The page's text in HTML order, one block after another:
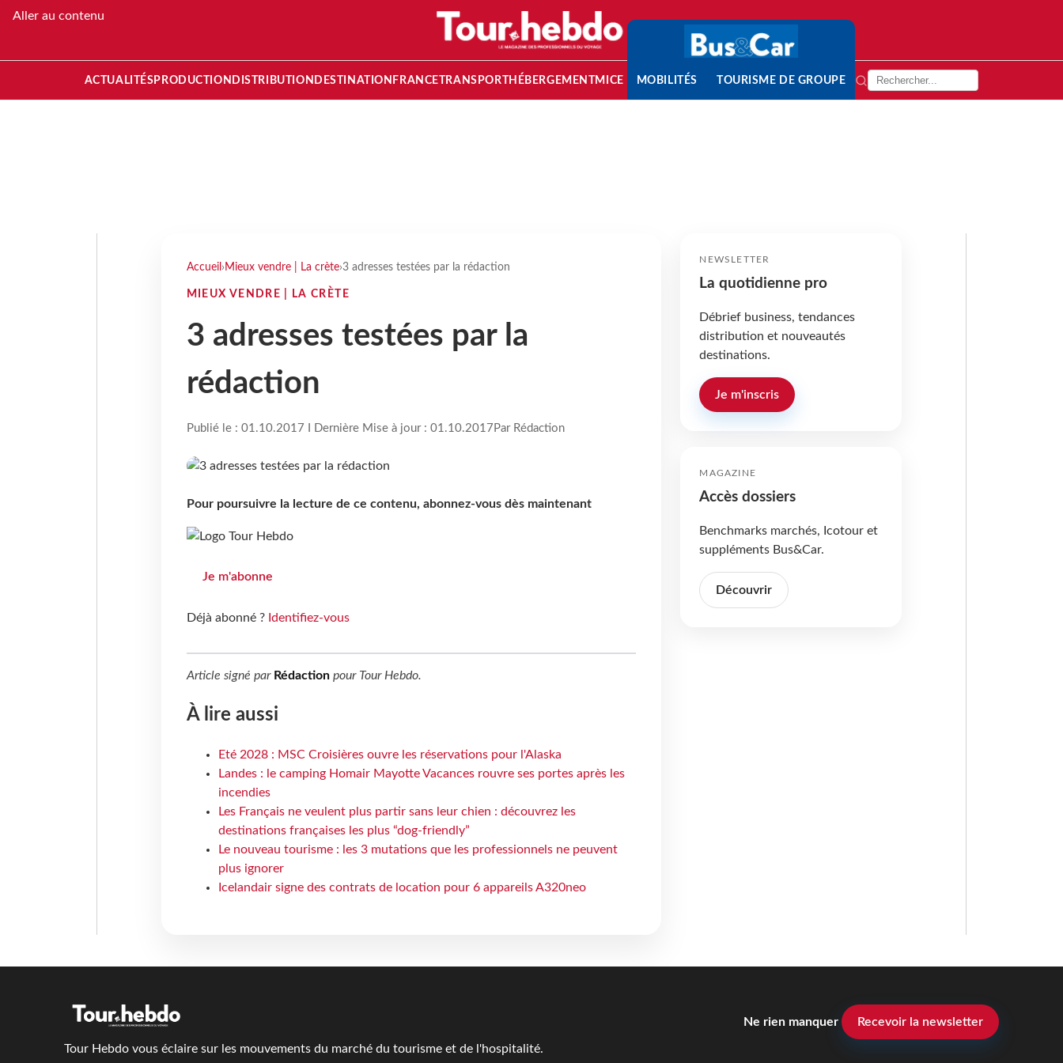
Aller au contenu
ACTUALITÉS PRODUCTION DISTRIBUTION DESTINATION FRANCETRANSPORT HÉBERGEMENTMICE MOBILITÉS TOURISME DE GROUPE
Accueil › Mieux vendre | La crète›3 adresses testées par la rédaction
MIEUX VENDRE | LA CRÈTE
3 adresses testées par la
rédaction
Publié le : 01.10.2017 I Dernière Mise à jour : 01.10.2017 Par Rédaction
Pour poursuivre la lecture de ce contenu, abonnez-vous dès maintenant
Je m'abonne
Déjà abonné ? Identifiez-vous
Article signé par Rédactionpour Tour Hebdo.
À lire aussi
Eté 2028 : MSC Croisières ouvre les réservations pour l'Alaska
Landes : le camping Homair Mayotte Vacances rouvre ses portes après les
incendies
Les Français ne veulent plus partir sans leur chien : découvrez les
destinations françaises les plus “dog-friendly”
Le nouveau tourisme : les 3 mutations que les professionnels ne peuvent
plus ignorer
Icelandair signe des contrats de location pour 6 appareils A320neo
NEWSLETTER
La quotidienne pro
Débrief business, tendances
distribution et nouveautés
destinations.
Je m'inscris
MAGAZINE
Accès dossiers
Benchmarks marchés, Icotour et
suppléments Bus&Car.
Découvrir
Tour Hebdo vous éclaire sur les mouvements du marché du tourisme et de l'hospitalité.
Ne rien manquer Recevoir la newsletter